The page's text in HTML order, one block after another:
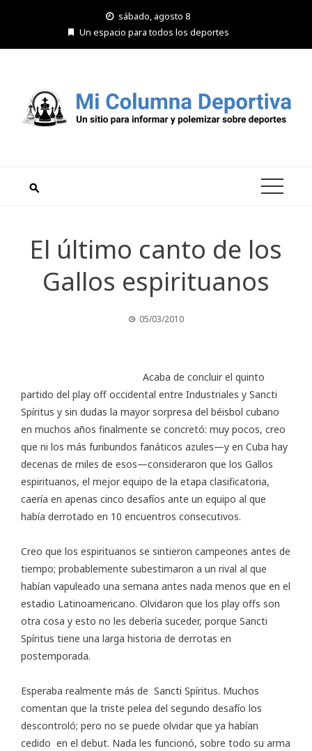
sábado, agosto 8
Un espacio para todos los deportes
El último canto de los
Gallos espirituanos
05/03/2010
Acaba de concluir el quinto
partido del play off occidental entre Industriales y Sancti
Spíritus y sin dudas la mayor sorpresa del béisbol cubano
en muchos años finalmente se concretó: muy pocos, creo
que ni los más furibundos fanáticos azules—y en Cuba hay
decenas de miles de esos—consideraron que los Gallos
espirituanos, el mejor equipo de la etapa clasificatoria,
caería en apenas cinco desafíos ante un equipo al que
había derrotado en 10 encuentros consecutivos.
Creo que los espirituanos se sintieron campeones antes de
tiempo; probablemente subestimaron a un rival al que
habían vapuleado una semana antes nada menos que en el
estadio Latinoamericano. Olvidaron que los play offs son
otra cosa y esto no les debería suceder, porque Sancti
Spíritus tiene una larga historia de derrotas en
postemporada.
Esperaba realmente más de Sancti Spíritus. Muchos
comentan que la triste pelea del segundo desafío los
descontroló; pero no se puede olvidar que ya habían
cedido en el debut. Nada les funcionó, sobre todo su arma